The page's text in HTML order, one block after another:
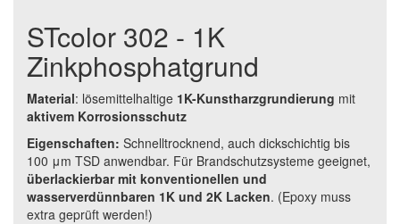
STcolor 302 - 1K
Zinkphosphatgrund
Material: lösemittelhaltige 1K-Kunstharzgrundierung mit
aktivem Korrosionsschutz
Eigenschaften: Schnelltrocknend, auch dickschichtig bis
100 μm TSD anwendbar. Für Brandschutzsysteme geeignet,
überlackierbar mit konventionellen und
wasserverdünnbaren 1K und 2K Lacken. (Epoxy muss
extra geprüft werden!)